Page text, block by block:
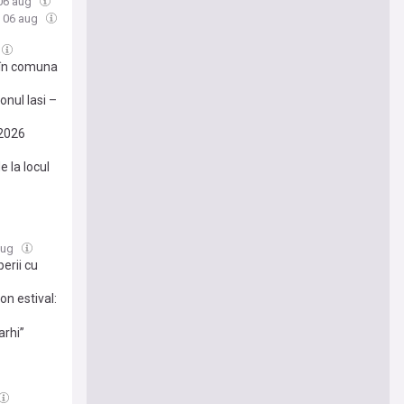
06 aug
comuna
Iasi –
la locul
cu
estival: